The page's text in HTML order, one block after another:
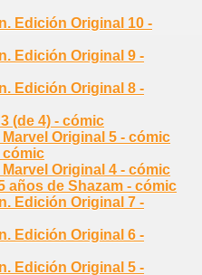
Edición Original 10 -
Edición Original 9 -
Edición Original 8 -
(de 4) - cómic
Original 5 - cómic
cómic
Original 4 - cómic
años de Shazam - cómic
Edición Original 7 -
Edición Original 6 -
Edición Original 5 -